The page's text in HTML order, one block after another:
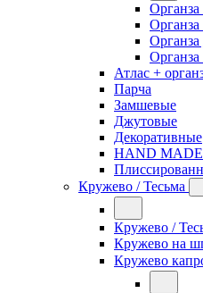
Органза
Органза
Органза
Атлас +
Парча
Замшевые
Джутовые
Декоративные
HAND MADE
Кружево / Тесьма
Кружево /
Кружево на
Кружево